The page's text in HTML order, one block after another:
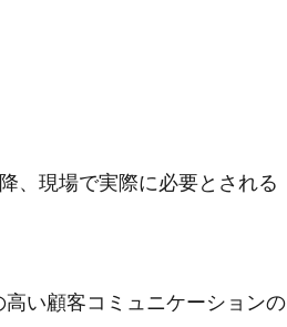
、現場で実際に必要とされる
い顧客コミュニケーションの